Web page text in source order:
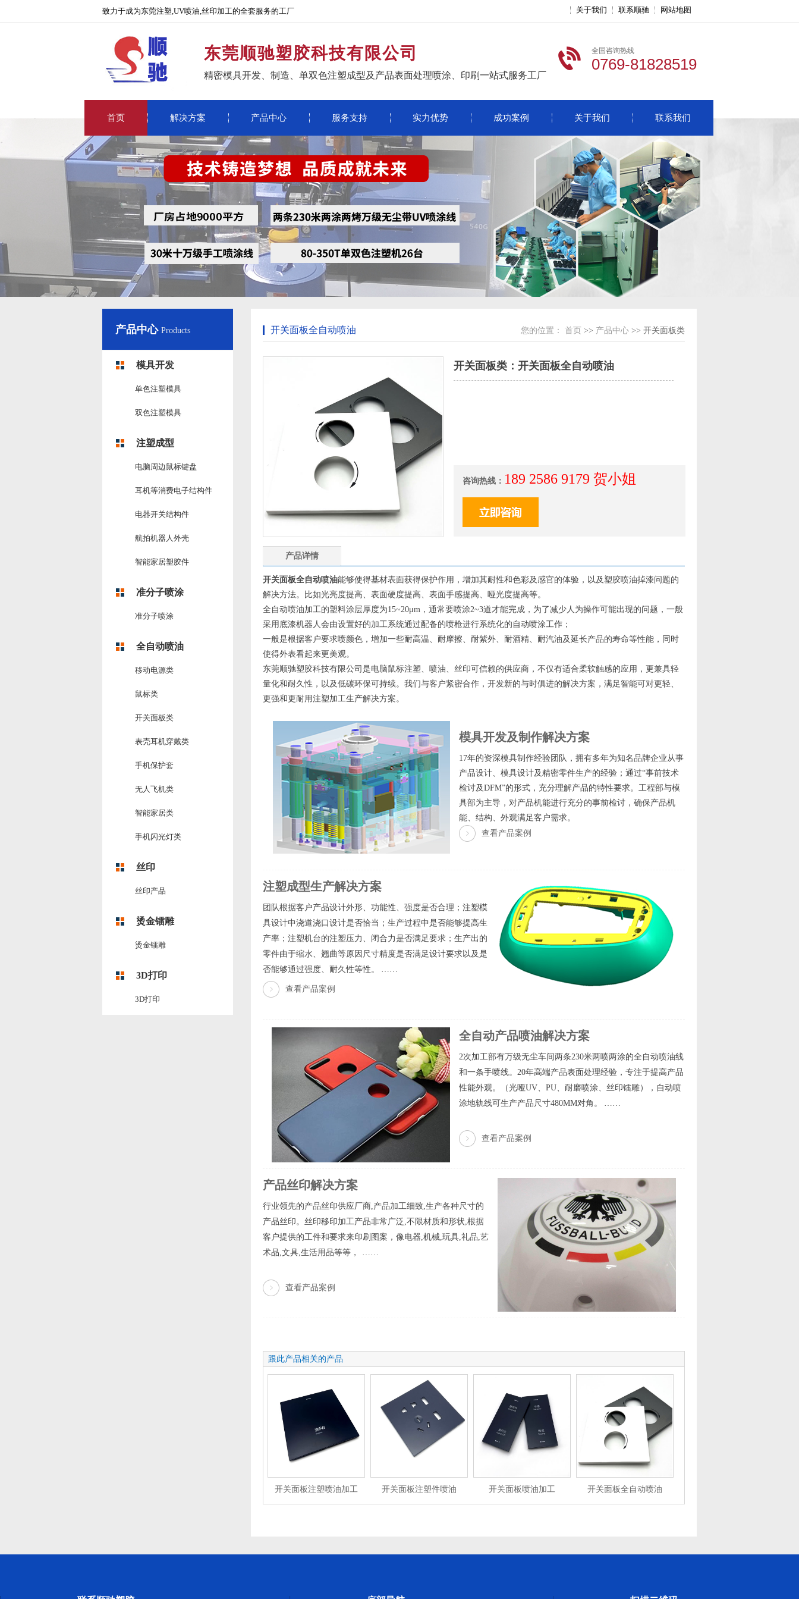
致力于成为东莞注塑,UV喷油,丝印加工的全套服务的工厂 关于我们 联系顺驰 网站地图
东莞顺驰塑胶科技有限公司
精密模具开发、制造、单双色注塑成型及产品表面处理喷涂、印刷一站式服务工厂
全国咨询热线
0769-81828519
首页 解决方案 产品中心 服务支持 实力优势 成功案例 关于我们 联系我们
产品中心 Products
模具开发
单色注塑模具
双色注塑模具
注塑成型
电脑周边鼠标键盘
耳机等消费电子结构件
电器开关结构件
航拍机器人外壳
智能家居塑胶件
准分子喷涂
准分子喷涂
全自动喷油
移动电源类
鼠标类
开关面板类
表壳耳机穿戴类
手机保护套
无人飞机类
智能家居类
手机闪光灯类
丝印
丝印产品
烫金镭雕
烫金镭雕
3D打印
3D打印
开关面板全自动喷油 您的位置： 首页 >> 产品中心 >> 开关面板类
开关面板类：开关面板全自动喷油
咨询热线： 189 2586 9179 贺小姐
产品详情
开关面板全自动喷油能够使得基材表面获得保护作用，增加其耐性和色彩及感官的体验，以及塑胶喷油掉漆问题的
解决方法。比如光亮度提高、表面硬度提高、表面手感提高、哑光度提高等。
全自动喷油加工的塑料涂层厚度为15~20μm，通常要喷涂2~3道才能完成，为了减少人为操作可能出现的问题，一般
采用底漆机器人会由设置好的加工系统通过配备的喷枪进行系统化的自动喷涂工作；
一般是根据客户要求喷颜色，增加一些耐高温、耐摩擦、耐紫外、耐酒精、耐汽油及延长产品的寿命等性能，同时
使得外表看起来更美观。
东莞顺驰塑胶科技有限公司是电脑鼠标注塑、喷油、丝印可信赖的供应商，不仅有适合柔软触感的应用，更兼具轻
量化和耐久性，以及低碳环保可持续。我们与客户紧密合作，开发新的与时俱进的解决方案，满足智能可对更轻、
更强和更耐用注塑加工生产解决方案。
模具开发及制作解决方案
17年的资深模具制作经验团队，拥有多年为知名品牌企业从事
产品设计、模具设计及精密零件生产的经验；通过“事前技术
检讨及DFM”的形式，充分理解产品的特性要求。工程部与模
具部为主导，对产品机能进行充分的事前检讨，确保产品机
能、结构、外观满足客户需求。
查看产品案例
注塑成型生产解决方案
团队根据客户产品设计外形、功能性、强度是否合理；注塑模
具设计中浇道浇口设计是否恰当；生产过程中是否能够提高生
产率；注塑机台的注塑压力、闭合力是否满足要求；生产出的
零件由于缩水、翘曲等原因尺寸精度是否满足设计要求以及是
否能够通过强度、耐久性等性。 ……
查看产品案例
全自动产品喷油解决方案
2次加工部有万级无尘车间两条230米两喷两涂的全自动喷油线
和一条手喷线。20年高端产品表面处理经验，专注于提高产品
性能外观。（光哑UV、PU、耐磨喷涂、丝印镭雕），自动喷
涂地轨线可生产产品尺寸480MM对角。 ……
查看产品案例
产品丝印解决方案
行业领先的产品丝印供应厂商,产品加工细致,生产各种尺寸的
产品丝印。丝印移印加工产品非常广泛,不限材质和形状,根据
客户提供的工件和要求来印刷图案，像电器,机械,玩具,礼品,艺
术品,文具,生活用品等等， ……
查看产品案例
跟此产品相关的产品
开关面板注塑喷油加工 开关面板注塑件喷油 开关面板喷油加工 开关面板全自动喷油